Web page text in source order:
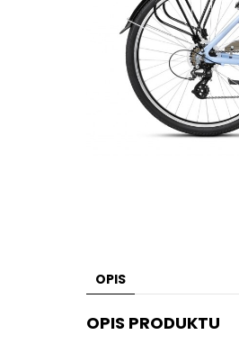
OPIS
OPIS PRODUKTU